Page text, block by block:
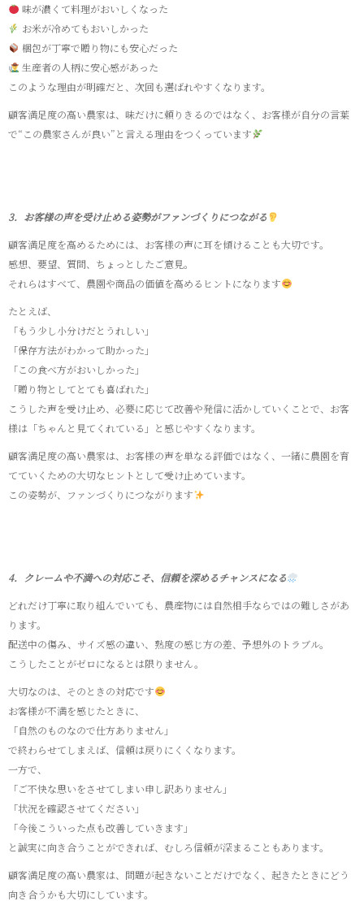
味が濃くて料理がおいしくなった
お米が冷めてもおいしかった
梱包が丁寧で贈り物にも安心だった
生産者の人柄に安心感があった
このような理由が明確だと、次回も選ばれやすくなります。
顧客満足度の高い農家は、味だけに頼りきるのではなく、お客様が自分の言葉
で“この農家さんが良い”と言える理由をつくっています
3．お客様の声を受け止める姿勢がファンづくりにつながる
顧客満足度を高めるためには、お客様の声に耳を傾けることも大切です。
感想、要望、質問、ちょっとしたご意見。
それらはすべて、農園や商品の価値を高めるヒントになります
たとえば、
「もう少し小分けだとうれしい」
「保存方法がわかって助かった」
「この食べ方がおいしかった」
「贈り物としてとても喜ばれた」
こうした声を受け止め、必要に応じて改善や発信に活かしていくことで、お客
様は「ちゃんと見てくれている」と感じやすくなります。
顧客満足度の高い農家は、お客様の声を単なる評価ではなく、一緒に農園を育
てていくための大切なヒントとして受け止めています。
この姿勢が、ファンづくりにつながります
4．クレームや不満への対応こそ、信頼を深めるチャンスになる
どれだけ丁寧に取り組んでいても、農産物には自然相手ならではの難しさがあ
ります。
配送中の傷み、サイズ感の違い、熟度の感じ方の差、予想外のトラブル。
こうしたことがゼロになるとは限りません。
大切なのは、そのときの対応です
お客様が不満を感じたときに、
「自然のものなので仕方ありません」
で終わらせてしまえば、信頼は戻りにくくなります。
一方で、
「ご不快な思いをさせてしまい申し訳ありません」
「状況を確認させてください」
「今後こういった点も改善していきます」
と誠実に向き合うことができれば、むしろ信頼が深まることもあります。
顧客満足度の高い農家は、問題が起きないことだけでなく、起きたときにどう
向き合うかも大切にしています。